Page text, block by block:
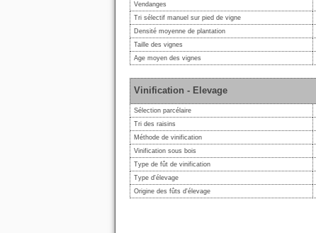
Vendanges
Tri sélectif manuel sur pied de vigne
Densité moyenne de plantation
Taille des vignes
Age moyen des vignes
Vinification - Elevage
Sélection parcélaire
Tri des raisins
Méthode de vinification
Vinification sous bois
Type de fût de vinification
Type d'élevage
Origine des fûts d'élevage